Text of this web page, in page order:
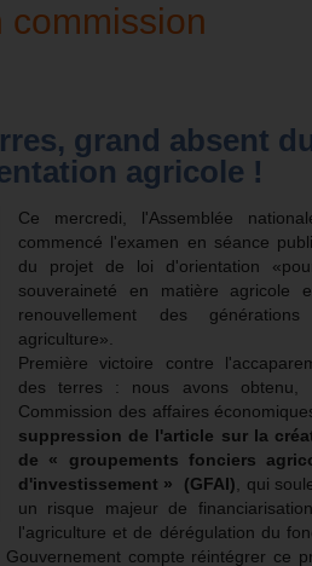
commission
grand absent
agricole !
Ce mercredi, l'Assemblée
commencé l'examen en séance
du projet de loi d'orientation
souveraineté en matière agricole
renouvellement des
agriculture».
Première victoire contre
des terres : nous avons
Commission des affaires
suppression de l'article sur la
de « groupements fonciers
d'investissement » (GFAI) , qui
un risque majeur de
l'agriculture et de dérégulation du
compte réintégrer ce